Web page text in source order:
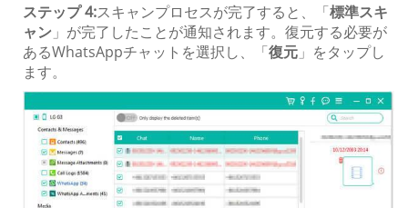
ステップ 4:スキャンプロセスが完了すると、「標準スキ
ャン 」が完了したことが通知されます。復元する必要が
あるWhatsAppチャットを選択し、「復元 」をタップし
ます。